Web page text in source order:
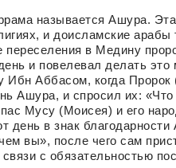
называется Ашура.
и доисламские
переселения в Медину
и повелевал делать
Ибн Аббасом, когда
Ашура, и спросил их:
Мусу (Моисея) и его
день в знак
вы», после чего сам
с обязательностью